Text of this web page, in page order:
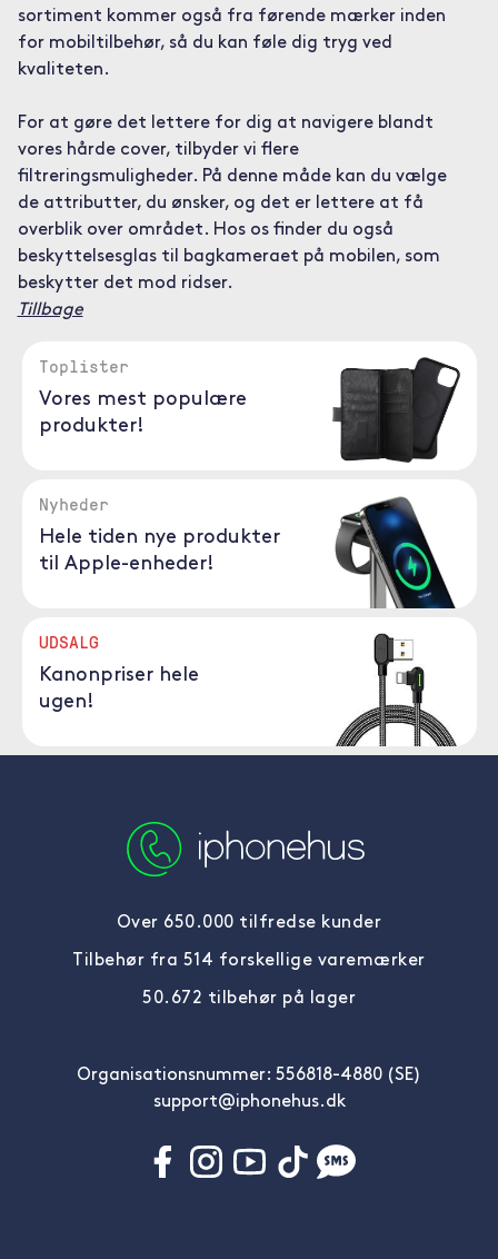
sortiment kommer også fra førende mærker inden
for mobiltilbehør, så du kan føle dig tryg ved
kvaliteten.
For at gøre det lettere for dig at navigere blandt
vores hårde cover, tilbyder vi flere
filtreringsmuligheder. På denne måde kan du vælge
de attributter, du ønsker, og det er lettere at få
overblik over området. Hos os finder du også
beskyttelsesglas til bagkameraet på mobilen, som
beskytter det mod ridser.
Tillbage
Toplister
Vores mest populære
produkter!
Nyheder
Hele tiden nye produkter
til Apple-enheder!
UDSALG
Kanonpriser hele
ugen!
Over 650.000 tilfredse kunder
Tilbehør fra 514 forskellige varemærker
50.672 tilbehør på lager
Organisationsnummer: 556818-4880 (SE)
support@iphonehus.dk